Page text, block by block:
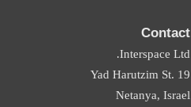
Contact
Interspace Ltd.
19 Yad Harutzim St.
Netanya, Israel